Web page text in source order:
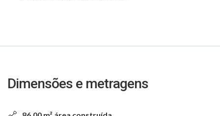
Dimensões e metragens